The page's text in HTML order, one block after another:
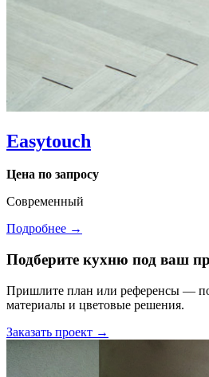
Easytouch
Цена по запросу
Современный
Подробнее →
Подберите кухню под ваш
Пришлите план или референсы —
материалы и цветовые решения.
Заказать проект →